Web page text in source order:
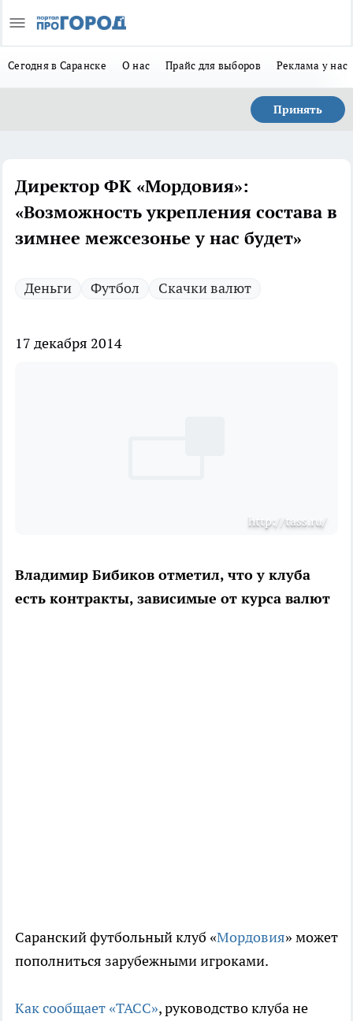
Сегодня в Саранске О нас Прайс для выборов Реклама у нас
Принять
Директор ФК «Мордовия»:
«Возможность укрепления состава в
зимнее межсезонье у нас будет»
Деньги Футбол Скачки валют
17 декабря 2014
http://tass.ru/
Владимир Бибиков отметил, что у клуба
есть контракты, зависимые от курса валют
Саранский футбольный клуб «Мордовия» может
пополниться зарубежными игроками.
Как сообщает «ТАСС», руководство клуба не